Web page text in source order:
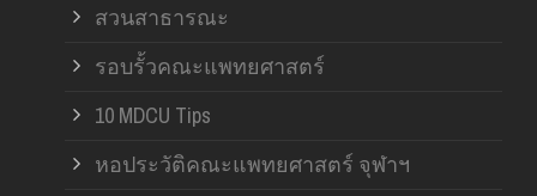
สวนสาธารณะ
รอบรั้วคณะแพทยศาสตร์
10 MDCU Tips
หอประวัติคณะแพทยศาสตร์ จุฬาฯ